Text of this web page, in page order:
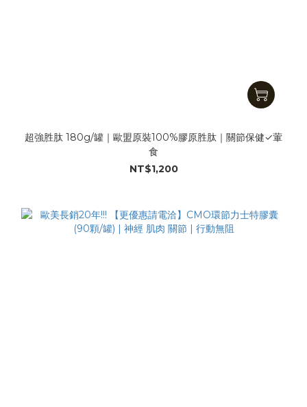
超強胜肽 180g/罐｜歐盟原裝100%膠原胜肽｜關節保健✓葷
食
NT$1,200